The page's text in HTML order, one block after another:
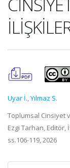
Uyar İ.,Yılmaz S.
Toplumsal Cinsiyet
Ezgi Tarhan, Editör,
ss.106-119, 2026